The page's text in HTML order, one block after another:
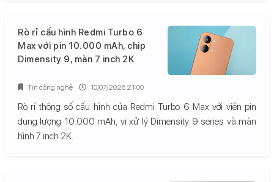
Rò rỉ cấu hình Redmi Turbo 6
Max với pin 10.000 mAh, chip
Dimensity 9, màn 7 inch 2K
Rò rỉ thông số cấu hình của Redmi Turbo 6 Max với viên pin
dung lượng 10.000 mAh, vi xử lý Dimensity 9 series và màn
hình 7 inch 2K.
Tin công nghệ 10/07/2026 21:00